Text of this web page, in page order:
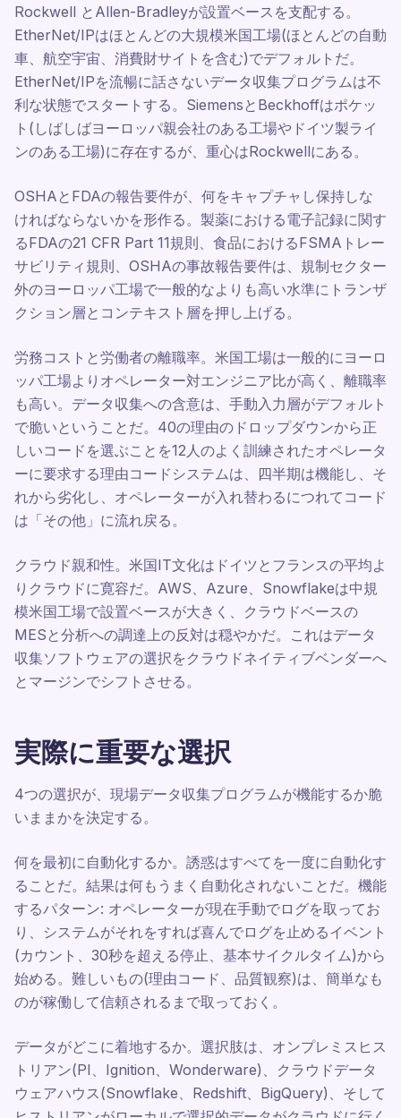
Rockwell とAllen-Bradleyが設置ベースを支配する。
EtherNet/IPはほとんどの大規模米国工場(ほとんどの自動
車、航空宇宙、消費財サイトを含む)でデフォルトだ。
EtherNet/IPを流暢に話さないデータ収集プログラムは不
利な状態でスタートする。SiemensとBeckhoffはポケッ
ト(しばしばヨーロッパ親会社のある工場やドイツ製ライ
ンのある工場)に存在するが、重心はRockwellにある。
OSHAとFDAの報告要件が、何をキャプチャし保持しな
ければならないかを形作る。製薬における電子記録に関す
るFDAの21 CFR Part 11規則、食品におけるFSMAトレー
サビリティ規則、OSHAの事故報告要件は、規制セクター
外のヨーロッパ工場で一般的なよりも高い水準にトランザ
クション層とコンテキスト層を押し上げる。
労務コストと労働者の離職率。米国工場は一般的にヨーロ
ッパ工場よりオペレーター対エンジニア比が高く、離職率
も高い。データ収集への含意は、手動入力層がデフォルト
で脆いということだ。40の理由のドロップダウンから正
しいコードを選ぶことを12人のよく訓練されたオペレータ
ーに要求する理由コードシステムは、四半期は機能し、そ
れから劣化し、オペレーターが入れ替わるにつれてコード
は「その他」に流れ戻る。
クラウド親和性。米国IT文化はドイツとフランスの平均よ
りクラウドに寛容だ。AWS、Azure、Snowflakeは中規
模米国工場で設置ベースが大きく、クラウドベースの
MESと分析への調達上の反対は穏やかだ。これはデータ
収集ソフトウェアの選択をクラウドネイティブベンダーへ
とマージンでシフトさせる。
実際に重要な選択
4つの選択が、現場データ収集プログラムが機能するか脆
いままかを決定する。
何を最初に自動化するか。誘惑はすべてを一度に自動化す
ることだ。結果は何もうまく自動化されないことだ。機能
するパターン: オペレーターが現在手動でログを取ってお
り、システムがそれをすれば喜んでログを止めるイベント
(カウント、30秒を超える停止、基本サイクルタイム)から
始める。難しいもの(理由コード、品質観察)は、簡単なも
のが稼働して信頼されるまで取っておく。
データがどこに着地するか。選択肢は、オンプレミスヒス
トリアン(PI、Ignition、Wonderware)、クラウドデータ
ウェアハウス(Snowflake、Redshift、BigQuery)、そして